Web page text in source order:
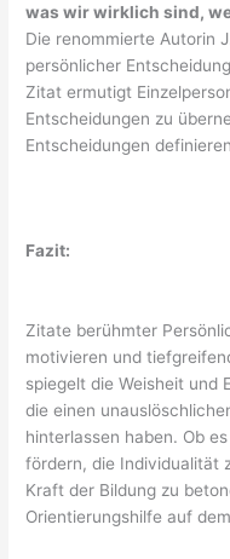
was wir wirklich sind,
Die renommierte Autorin
persönlicher
Zitat ermutigt
Entscheidungen zu
Entscheidungen
Fazit:
Zitate berühmter
motivieren und
spiegelt die Weisheit und
die einen
hinterlassen haben. Ob
fördern, die Individualität
Kraft der Bildung zu
Orientierungshilfe auf